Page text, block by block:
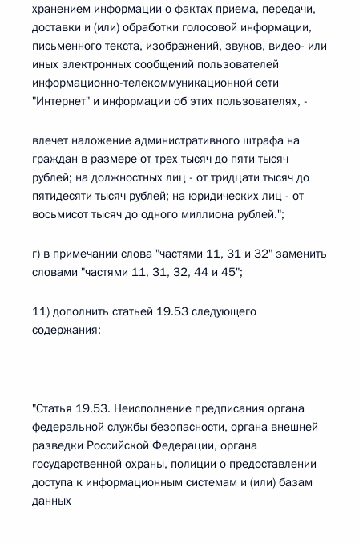
хранением информации о фактах приема, передачи,
доставки и (или) обработки голосовой информации,
письменного текста, изображений, звуков, видео- или
иных электронных сообщений пользователей
информационно-телекоммуникационной сети
"Интернет" и информации об этих пользователях, -
влечет наложение административного штрафа на
граждан в размере от трех тысяч до пяти тысяч
рублей; на должностных лиц - от тридцати тысяч до
пятидесяти тысяч рублей; на юридических лиц - от
восьмисот тысяч до одного миллиона рублей.";
г) в примечании слова "частями 11, 31 и 32" заменить
словами "частями 11, 31, 32, 44 и 45";
11) дополнить статьей 19.53 следующего
содержания:
"Статья 19.53. Неисполнение предписания органа
федеральной службы безопасности, органа внешней
разведки Российской Федерации, органа
государственной охраны, полиции о предоставлении
доступа к информационным системам и (или) базам
данных